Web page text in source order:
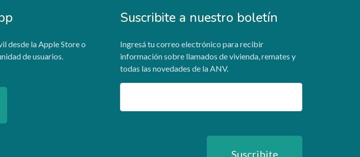
desde la Apple Store o
de usuarios.
Suscribite a nuestro boletín
Ingresá tu correo electrónico para recibir
información sobre llamados de vivienda, remates y
todas las novedades de la ANV.
Email
Suscribite